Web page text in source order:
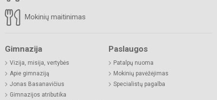
Mokinių maitinimas
Gimnazija
Vizija, misija, vertybės
Apie gimnaziją
Jonas Basanavičius
Gimnazijos atributika
Paslaugos
Patalpų nuoma
Mokinių pavėžėjimas
Specialistų pagalba